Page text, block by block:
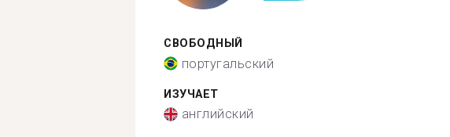
СВОБОДНЫЙ
португальский
ИЗУЧАЕТ
английский